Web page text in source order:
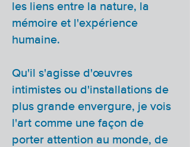
les liens entre la nature, la
mémoire et l'expérience
humaine.
Qu'il s'agisse d'œuvres
intimistes ou d'installations de
plus grande envergure, je vois
l'art comme une façon de
porter attention au monde, de